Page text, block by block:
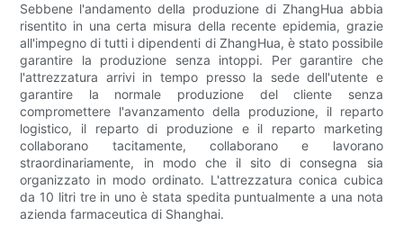
Sebbene l'andamento della produzione di ZhangHua abbia
risentito in una certa misura della recente epidemia, grazie
all'impegno di tutti i dipendenti di ZhangHua, è stato possibile
garantire la produzione senza intoppi. Per garantire che
l'attrezzatura arrivi in ​​tempo presso la sede dell'utente e
garantire la normale produzione del cliente senza
compromettere l'avanzamento della produzione, il reparto
logistico, il reparto di produzione e il reparto marketing
collaborano tacitamente, collaborano e lavorano
straordinariamente, in modo che il sito di consegna sia
organizzato in modo ordinato. L'attrezzatura conica cubica
da 10 litri tre in uno è stata spedita puntualmente a una nota
azienda farmaceutica di Shanghai.